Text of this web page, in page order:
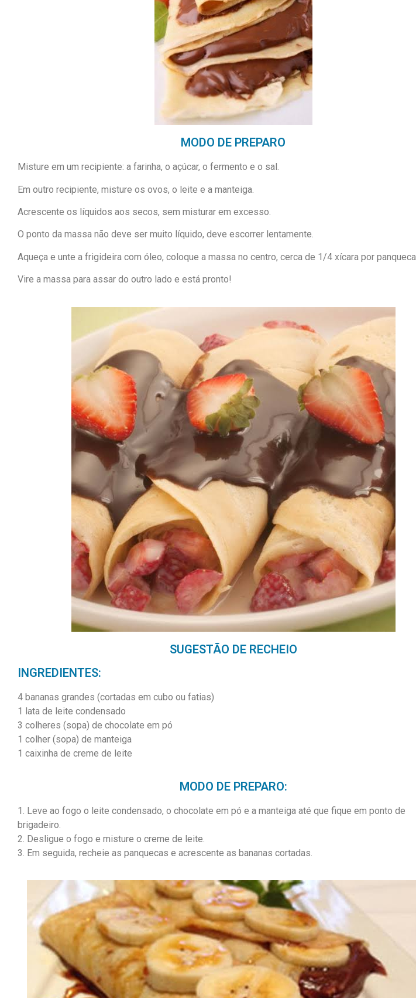
MODO DE PREPARO
Misture em um recipiente: a farinha, o açúcar, o fermento e o sal.
Em outro recipiente, misture os ovos, o leite e a manteiga.
Acrescente os líquidos aos secos, sem misturar em excesso.
O ponto da massa não deve ser muito líquido, deve escorrer lentamente.
Aqueça e unte a frigideira com óleo, coloque a massa no centro, cerca de 1/4 xícara por panqueca.
Vire a massa para assar do outro lado e está pronto!
SUGESTÃO DE RECHEIO
INGREDIENTES:
4 bananas grandes (cortadas em cubo ou fatias)
1 lata de leite condensado
3 colheres (sopa) de chocolate em pó
1 colher (sopa) de manteiga
1 caixinha de creme de leite
MODO DE PREPARO:
1. Leve ao fogo o leite condensado, o chocolate em pó e a manteiga até que fique em ponto de
brigadeiro.
2. Desligue o fogo e misture o creme de leite.
3. Em seguida, recheie as panquecas e acrescente as bananas cortadas.